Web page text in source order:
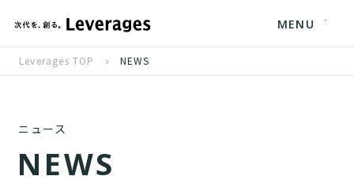
MENU
Leverages TOP NEWS
ニュース
NEWS